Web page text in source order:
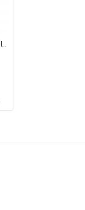
Navigatie Mercedes Benz A B Class NAVD-C068